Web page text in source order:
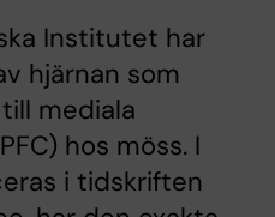
Institutet har
hjärnan som
mediala
hos möss. I
i tidskriften